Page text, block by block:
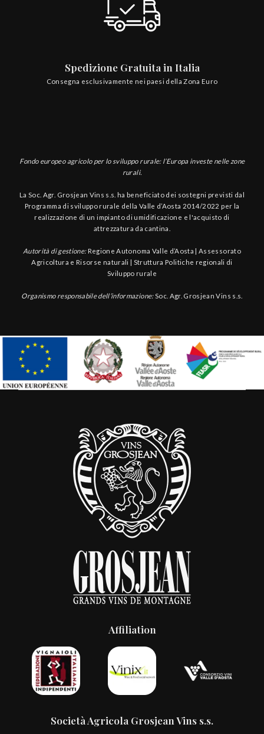
Spedizione Gratuita in Italia
Consegna esclusivamente nei paesi della Zona Euro
Fondo europeo agricolo per lo sviluppo rurale: l’Europa investe nelle zone
rurali.
La Soc. Agr. Grosjean Vins s.s. ha beneficiato dei sostegni previsti dal
Programma di sviluppo rurale della Valle d’Aosta 2014/2022 per la
realizzazione di un impianto di umidificazione e l'acquisto di
attrezzatura da cantina.
Autorità di gestione:Regione Autonoma Valle d’Aosta | Assessorato
Agricoltura e Risorse naturali | Struttura Politiche regionali di
Sviluppo rurale
Organismo responsabile dell’informazione:Soc. Agr. Grosjean Vins s.s.
Affiliation
Società Agricola Grosjean Vins s.s.